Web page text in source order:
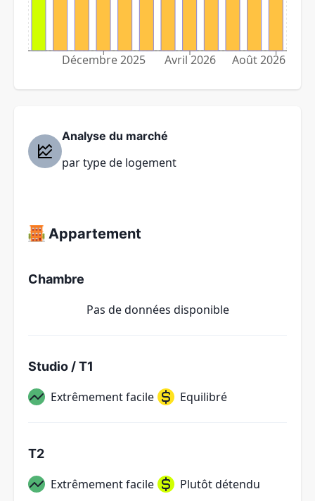
Décembre 2025 Avril 2026 Août 2026
Analyse du marché
par type de logement
Appartement
Chambre
Pas de données disponible
Studio / T1
Extrêmement facile Equilibré
T2
Extrêmement facile Plutôt détendu